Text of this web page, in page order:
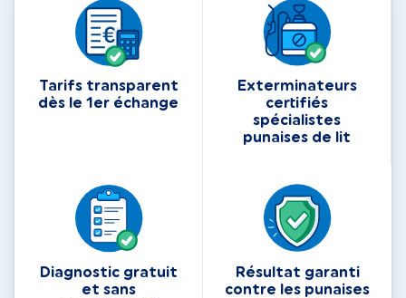
Tarifs transparent
dès le 1er échange
Exterminateurs
certifiés
spécialistes
punaises de lit
Diagnostic gratuit
et sans
Résultat garanti
contre les punaises